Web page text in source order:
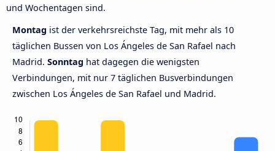
und Wochentagen sind.
Montag ist der verkehrsreichste Tag, mit mehr als 10
täglichen Bussen von Los Ángeles de San Rafael nach
Madrid. Sonntag hat dagegen die wenigsten
Verbindungen, mit nur 7 täglichen Busverbindungen
zwischen Los Ángeles de San Rafael und Madrid.